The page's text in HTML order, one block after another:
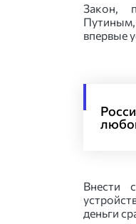
Закон,
впервые
Внести
деньги